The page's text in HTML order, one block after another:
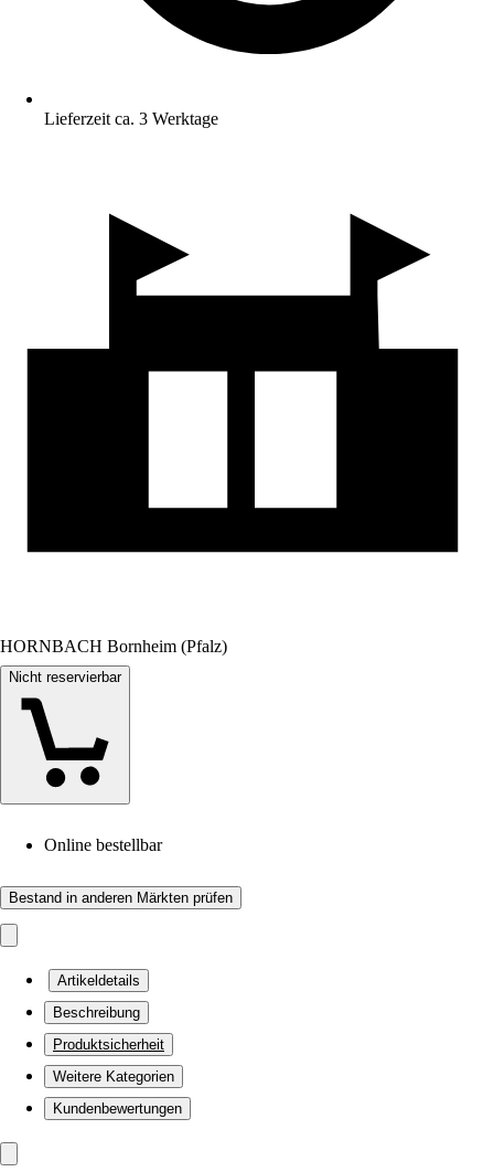
Lieferzeit ca. 3 Werktage
HORNBACH Bornheim (Pfalz)
Nicht reservierbar
Online bestellbar
Bestand in anderen Märkten prüfen
Artikeldetails
Beschreibung
Produktsicherheit
Weitere Kategorien
Kundenbewertungen